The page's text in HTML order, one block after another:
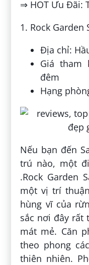
⇒ HOT Ưu Đãi:
1. Rock Garden
Địa chỉ:
Giá tham
đêm
Hạng
Nếu bạn đến
trú nào, một
.Rock Garden
một vị trí
hùng vĩ của
sắc nơi đây rất
mát mẻ. Căn
theo phong
thiên nhiên.